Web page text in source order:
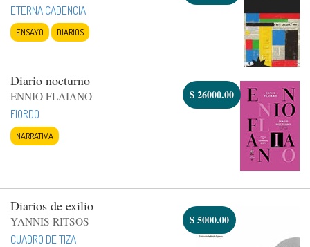
ETERNA CADENCIA
ENSAYO DIARIOS
Diario nocturno
ENNIO FLAIANO
FIORDO
NARRATIVA
$26000.00
Diarios de exilio
YANNIS RITSOS
CUADRO DE TIZA
$5000.00